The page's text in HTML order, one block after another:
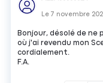
Le7 novembre
Bonjour, désolé de ne
où j'ai revendu mon
cordialement.
F.A.